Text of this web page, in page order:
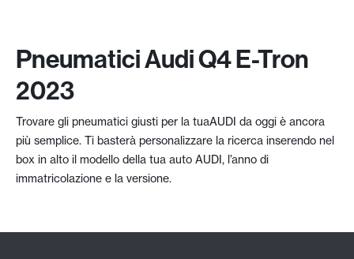
Pneumatici Audi Q4 E-Tron
2023
Trovare gli pneumatici giusti per la tuaAUDI da oggi è ancora
più semplice. Ti basterà personalizzare la ricerca inserendo nel
box in alto il modello della tua auto AUDI, l’anno di
immatricolazione e la versione.